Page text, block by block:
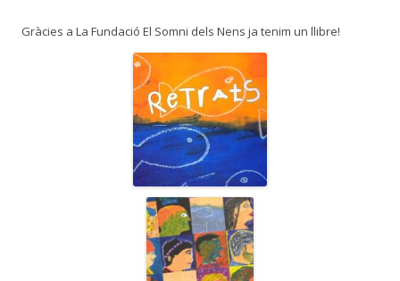
Gràcies a La Fundació El Somni dels Nens ja tenim un llibre!